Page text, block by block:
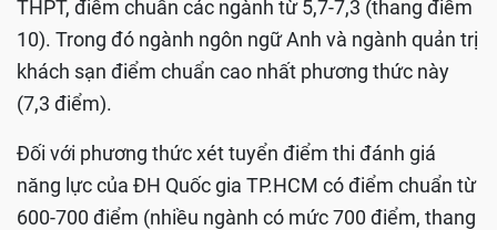
THPT, điểm chuẩn các ngành từ 5,7-7,3 (thang điểm
10). Trong đó ngành ngôn ngữ Anh và ngành quản trị
khách sạn điểm chuẩn cao nhất phương thức này
(7,3 điểm).
Đối với phương thức xét tuyển điểm thi đánh giá
năng lực của ĐH Quốc gia TP.HCM có điểm chuẩn từ
600-700 điểm (nhiều ngành có mức 700 điểm, thang